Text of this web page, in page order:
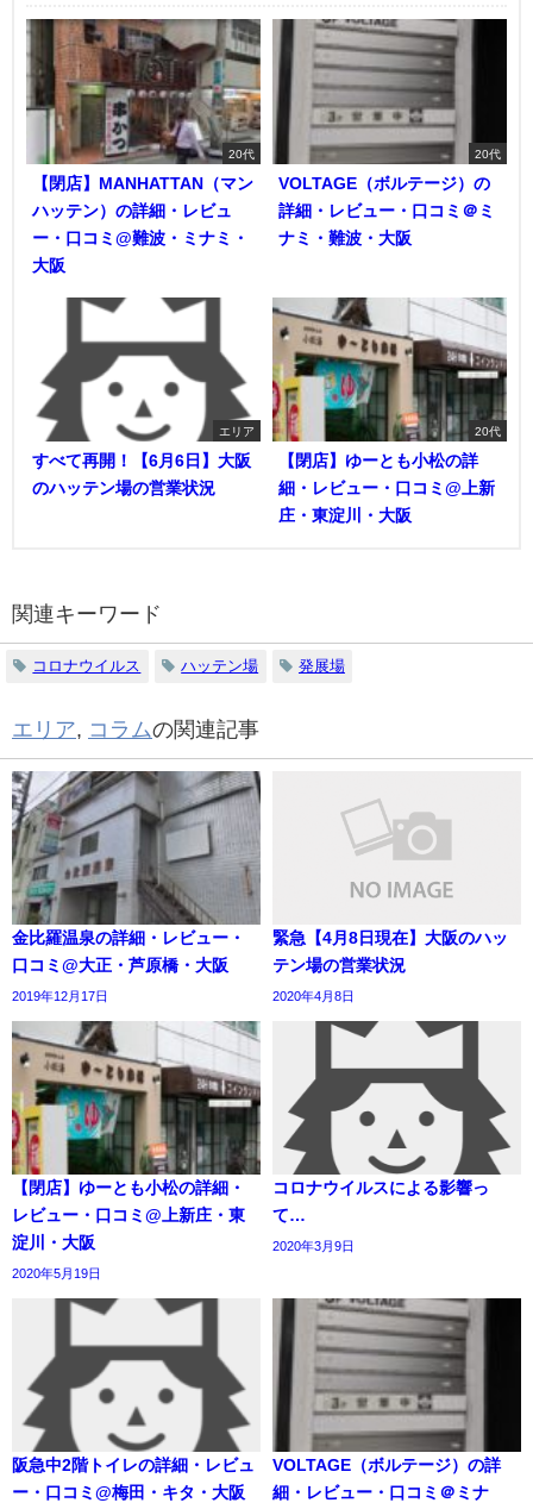
20代
【閉店】MANHATTAN（マン
ハッテン）の詳細・レビュ
ー・口コミ@難波・ミナミ・
大阪
20代
VOLTAGE（ボルテージ）の
詳細・レビュー・口コミ＠ミ
ナミ・難波・大阪
エリア
すべて再開！【6月6日】大阪
のハッテン場の営業状況
20代
【閉店】ゆーとも小松の詳
細・レビュー・口コミ@上新
庄・東淀川・大阪
関連キーワード
コロナウイルス ハッテン場 発展場
エリア, コラムの関連記事
金比羅温泉の詳細・レビュー・
口コミ@大正・芦原橋・大阪
2019年12月17日
緊急【4月8日現在】大阪のハッ
テン場の営業状況
2020年4月8日
【閉店】ゆーとも小松の詳細・
レビュー・口コミ@上新庄・東
淀川・大阪
2020年5月19日
コロナウイルスによる影響っ
て…
2020年3月9日
阪急中2階トイレの詳細・レビュ
ー・口コミ@梅田・キタ・大阪
VOLTAGE（ボルテージ）の詳
細・レビュー・口コミ＠ミナ